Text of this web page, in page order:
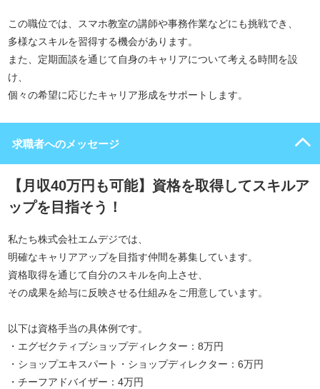
この職位では、スマホ教室の講師や事務作業などにも挑戦でき、
多様なスキルを習得する機会があります。
また、定期面談を通じて自身のキャリアについて考える時間を設
け、
個々の希望に応じたキャリア形成をサポートします。
求職者へのメッセージ
【月収40万円も可能】資格を取得してスキルア
ップを目指そう！
私たち株式会社エムデジでは、
明確なキャリアアップを目指す仲間を募集しています。
資格取得を通じて自分のスキルを向上させ、
その成果を給与に反映させる仕組みをご用意しています。
以下は資格手当の具体例です。
・エグゼクティブショップディレクター：8万円
・ショップエキスパート・ショップディレクター：6万円
・チーフアドバイザー：4万円